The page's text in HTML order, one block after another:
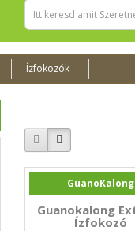
Ízfokozók
GuanoKalong
Guanokalong
Ízfokozó